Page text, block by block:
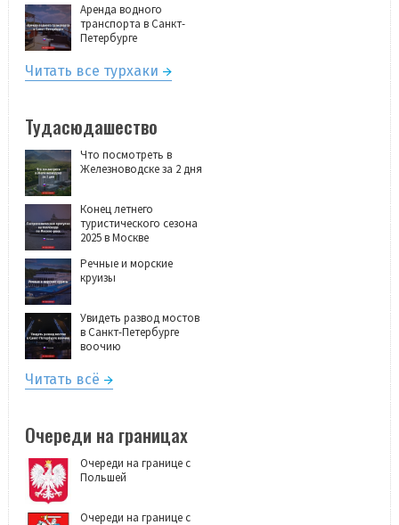
Аренда водного
транспорта в Санкт-
Петербурге
Читать все турхаки
Тудасюдашество
Что посмотреть в
Железноводске за 2 дня
Конец летнего
туристического сезона
2025 в Москве
Речные и морские
круизы
Увидеть развод мостов
в Санкт-Петербурге
воочию
Читать всё
Очереди на границах
Очереди на границе с
Польшей
Очереди на границе с